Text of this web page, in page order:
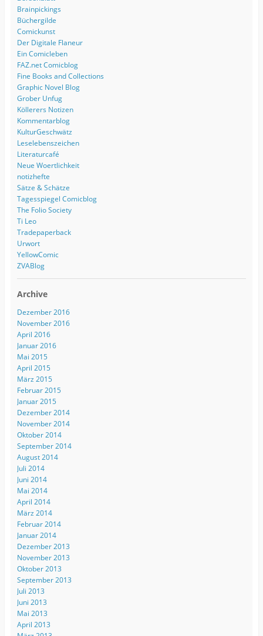
Brainpickings
Büchergilde
Comickunst
Der Digitale Flaneur
Ein Comicleben
FAZ.net Comicblog
Fine Books and Collections
Graphic Novel Blog
Grober Unfug
Köllerers Notizen
Kommentarblog
KulturGeschwätz
Leselebenszeichen
Literaturcafé
Neue Woertlichkeit
notizhefte
Sätze & Schätze
Tagesspiegel Comicblog
The Folio Society
Ti Leo
Tradepaperback
Urwort
YellowComic
ZVABlog
Archive
Dezember 2016
November 2016
April 2016
Januar 2016
Mai 2015
April 2015
März 2015
Februar 2015
Januar 2015
Dezember 2014
November 2014
Oktober 2014
September 2014
August 2014
Juli 2014
Juni 2014
Mai 2014
April 2014
März 2014
Februar 2014
Januar 2014
Dezember 2013
November 2013
Oktober 2013
September 2013
Juli 2013
Juni 2013
Mai 2013
April 2013